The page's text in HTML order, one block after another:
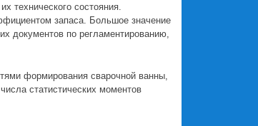
технического состояния.
запаса. Большое значение
документов по регламентированию,
формирования сварочной ванны,
статистических моментов